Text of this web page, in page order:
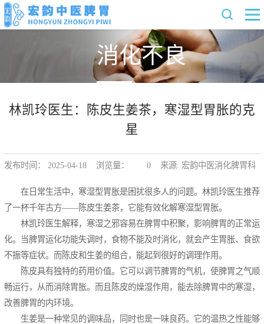
消化不良
林凯玲医生：陈皮生姜茶，寒湿型胃胀的克
星
发布时间： 2025-04-18 浏览量： 0来源: 宏韵中医消化脾胃科
在日常生活中，寒湿型胃胀是困扰很多人的问题。林凯玲医生推荐
了一杯千年古方——陈皮生姜茶，它能有效化解寒湿型胃胀。
林凯玲医生解释，寒湿之邪容易在脾胃中积聚，影响脾胃的正常运
化。当脾胃运化功能失调时，食物不能及时消化，就会产生胃胀、食欲
不振等症状。而陈皮和生姜的组合，能起到很好的调理作用。
陈皮具有独特的药用价值。它可以调节脾胃的气机，使脾胃之气顺
畅运行，从而消除胃胀。而且陈皮的燥湿作用，能去除脾胃中的寒湿，
改善脾胃的内环境。
生姜是一种常见的调味品，同时也是一味良药。它的温热之性能够